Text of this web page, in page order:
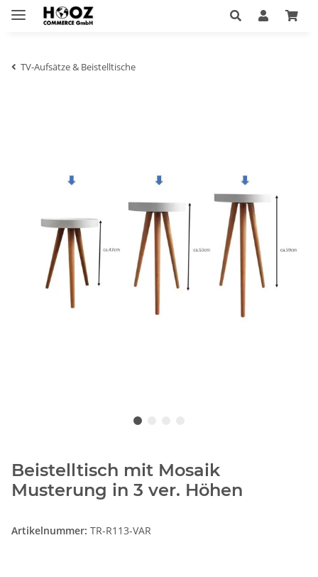
TV-Aufsätze & Beistelltische
Beistelltisch mit Mosaik
Musterung in 3 ver. Höhen
Artikelnummer: TR-R113-VAR